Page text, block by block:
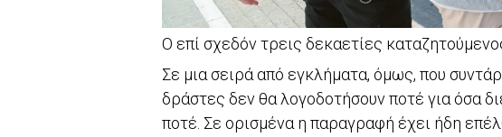
Ο επί σχεδόν τρεις δεκαετίες
Σε μια σειρά από εγκλήματα, όμως, που
δράστες δεν θα λογοδοτήσουν ποτέ για όσα
ποτέ. Σε ορισμένα η παραγραφή έχει ήδη